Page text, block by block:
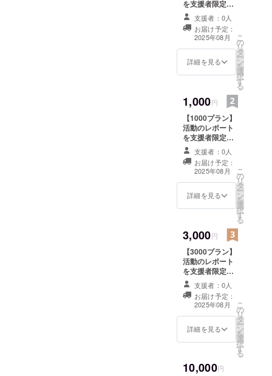
を支援者限定で
公開します。
（同様のレポー
トが他支援サイ
トに掲載される
場合がありま
す）
支援者：0人
お届け予定：
2025年08月
詳細を見る
こ
の
リ
タ
ー
ン
を
選
択
す
る
1,000円
【1000プラン】
活動のレポート
を支援者限定で
公開します。
（同様のレポー
トが他支援サイ
トに掲載される
場合がありま
す）※500円のリ
支援者：0人
お届け予定：
2025年08月
詳細を見る
こ
の
リ
タ
ー
ン
を
選
択
す
る
3,000円
【3000プラン】
活動のレポート
を支援者限定で
公開します。
（同様のレポー
トが他支援サイ
トに掲載される
場合がありま
す）※500円のリ
支援者：0人
お届け予定：
2025年08月
詳細を見る
こ
の
リ
タ
ー
ン
を
選
択
す
る
10,000円